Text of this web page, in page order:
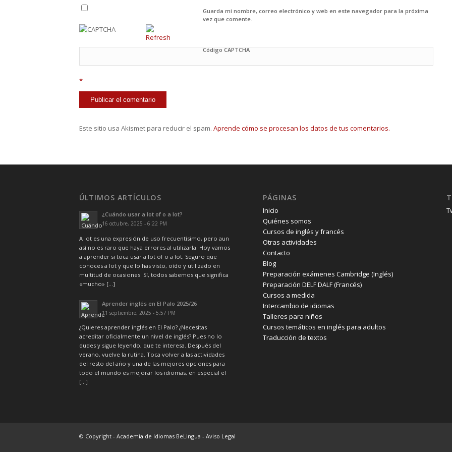
Guarda mi nombre, correo electrónico y web en este navegador para la próxima
vez que comente.
Código CAPTCHA
*
Este sitio usa Akismet para reducir el spam. Aprende cómo se procesan los datos de tus comentarios.
ÚLTIMOS ARTÍCULOS
¿Cuándo usar a lot of o a lot?
16 octubre, 2025 - 6:22 PM
A lot es una expresión de uso frecuentísimo, pero aun
así no es raro que haya errores al utilizarla. Hoy vamos
a aprender si toca usar a lot of o a lot. Seguro que
conoces a lot y que lo has visto, oído y utilizado en
multitud de ocasiones. Sí, todos sabemos que significa
«mucho» […]
Aprender inglés en El Palo 2025/26
11 septiembre, 2025 - 5:57 PM
¿Quieres aprender inglés en El Palo? ¿Necesitas
acreditar oficialmente un nivel de inglés? Pues no lo
dudes y sigue leyendo, que te interesa. Después del
verano, vuelve la rutina. Toca volver a las actividades
del resto del año y una de las mejores opciones para
todo el mundo es mejorar los idiomas, en especial el
[…]
PÁGINAS
Inicio
Quiénes somos
Cursos de inglés y francés
Otras actividades
Contacto
Blog
Preparación exámenes Cambridge (Inglés)
Preparación DELF DALF (Francés)
Cursos a medida
Intercambio de idiomas
Talleres para niños
Cursos temáticos en inglés para adultos
Traducción de textos
© Copyright - Academia de Idiomas BeLingua - Aviso Legal